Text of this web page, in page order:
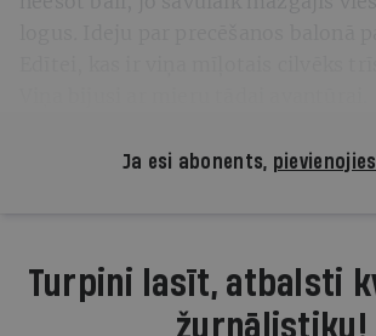
Ja esi abonents,
Turpini lasīt, atbalsti
žurnālistiku!